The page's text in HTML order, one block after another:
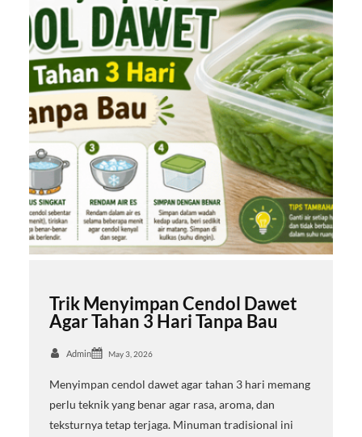
Trik Menyimpan Cendol Dawet
Agar Tahan 3 Hari Tanpa Bau
Admin May 3, 2026
Menyimpan cendol dawet agar tahan 3 hari memang
perlu teknik yang benar agar rasa, aroma, dan
teksturnya tetap terjaga. Minuman tradisional ini